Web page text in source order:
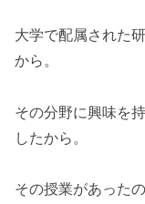
大学で配属された
から。
その分野に興味を
したから。
その授業があった